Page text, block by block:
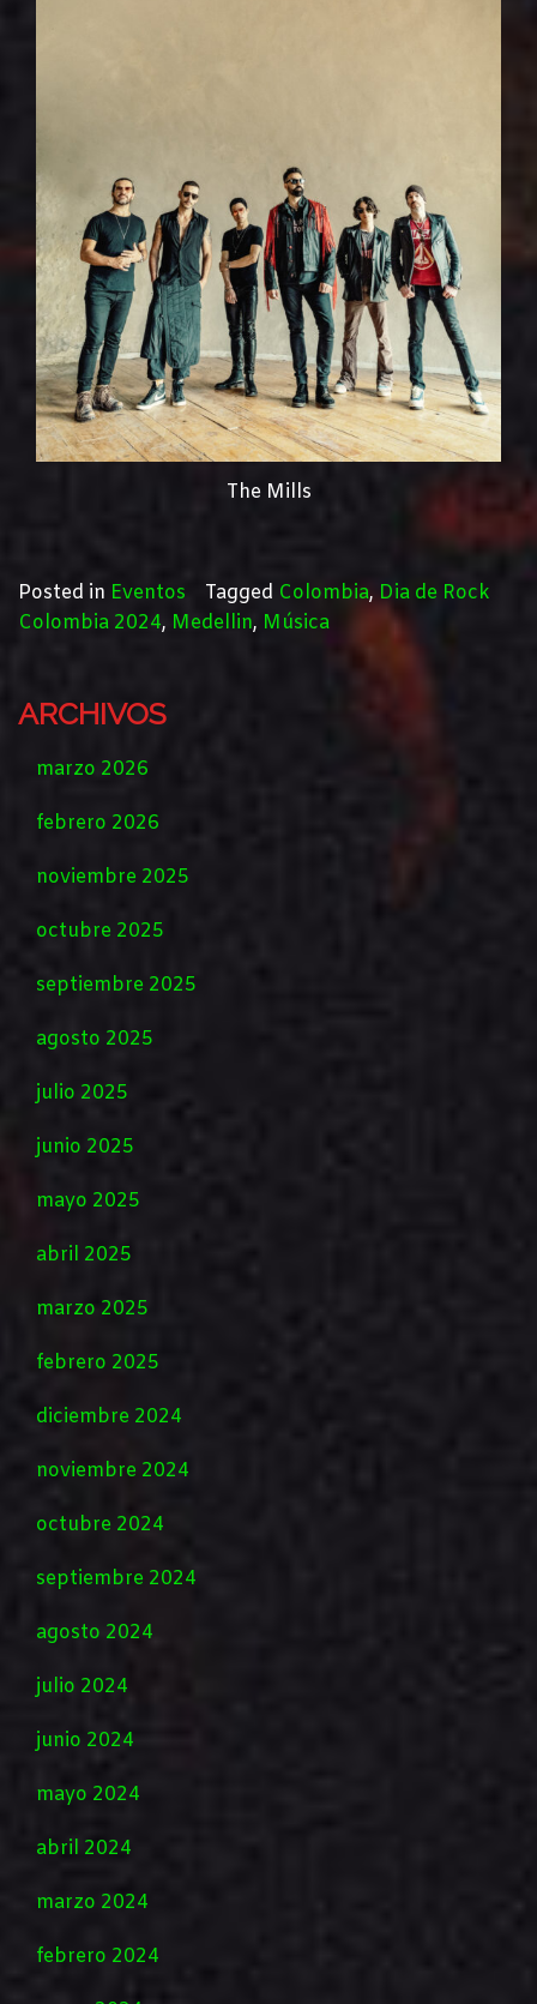
The Mills
Posted in Eventos Tagged Colombia, Dia de Rock
Colombia 2024, Medellin, Música
ARCHIVOS
marzo 2026
febrero 2026
noviembre 2025
octubre 2025
septiembre 2025
agosto 2025
julio 2025
junio 2025
mayo 2025
abril 2025
marzo 2025
febrero 2025
diciembre 2024
noviembre 2024
octubre 2024
septiembre 2024
agosto 2024
julio 2024
junio 2024
mayo 2024
abril 2024
marzo 2024
febrero 2024